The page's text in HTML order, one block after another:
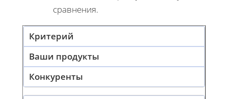
сравнения.
Критерий
Ваши продукты
Конкуренты